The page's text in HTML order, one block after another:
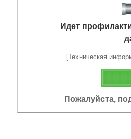
Идет
[Техническая
Пожалуйста,